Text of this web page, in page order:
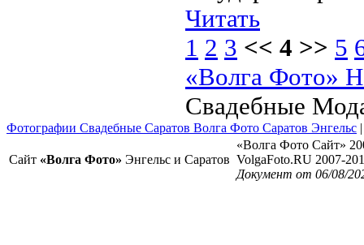
Читать
1 2 3 << 4 >> 5
«Волга Фото»
Свадебные
Фотографии Свадебные Саратов Волга Фото Саратов Энгельс
Сайт «Волга Фото» Энгельс и Саратов
«Волга Фото Сайт»
VolgaFoto.RU 2007-
Документ от 06/08/